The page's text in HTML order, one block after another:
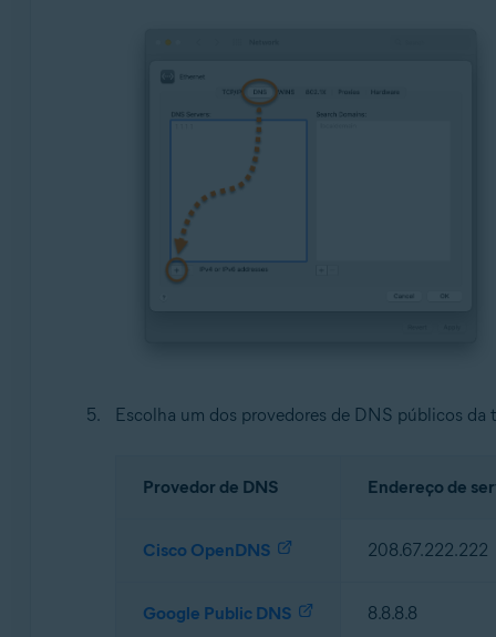
Escolha um dos provedores de DNS públicos
Provedor de DNS Endereço de
Cisco OpenDNS 208.67.222.222
Google Public DNS 8.8.8.8